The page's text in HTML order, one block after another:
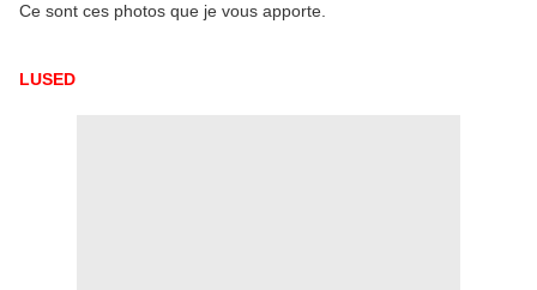
Ce sont ces photos que je vous apporte.
LUSED